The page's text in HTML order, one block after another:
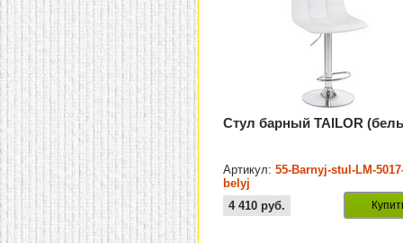
Стул барный TAILOR
Артикул:55-Barnyj-stul-LM-
belyj
4 410 руб.